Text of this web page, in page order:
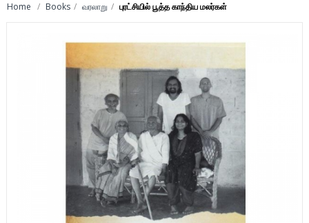
Home Books வரலாறு புரட்சியில் பூத்த காந்திய மலர்கள்